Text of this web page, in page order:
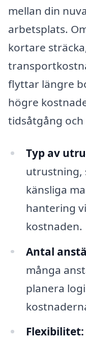
mellan din
arbetsplats.
kortare
flyttar längre
högre
tidsåtgång
Typ av
utrustning,
känsliga
hantering
kostnaden.
Antal
många
planera
Flexibilitet: